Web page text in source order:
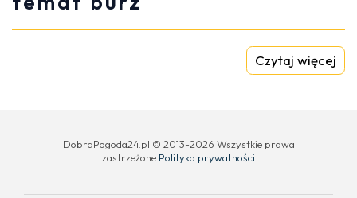
Czytaj więcej
DobraPogoda24.pl © 2013-2026 Wszystkie prawa
zastrzeżone Polityka prywatności